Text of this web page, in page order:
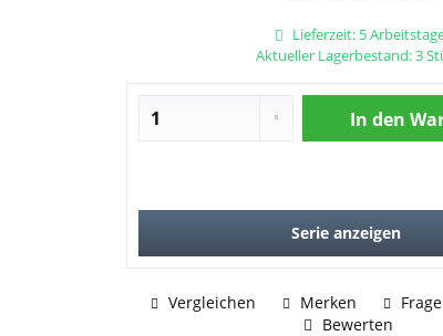
Lieferzeit: 5
Aktueller Lagerbestand: 3
In den
Serie anzeigen
Vergleichen Merken
Bewerten